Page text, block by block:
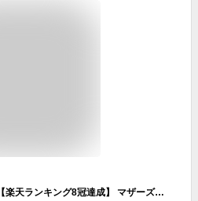
【期間限定ポイント20倍！】【楽天ランキング8冠達成】 マザーズバッグ リュック マザーズリュック マザーズバッグ レディース 可愛い ベビー カワイイ 大容量 おしゃれ ママバッグ 軽い ベビーリュック マザーズバック 保冷リュック レディースバック 出産祝い